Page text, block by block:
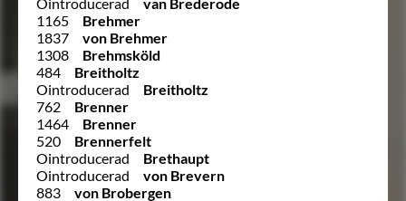
Ointroducerad
van Brederode
1165
Brehmer
1837
von Brehmer
1308
Brehmsköld
484
Breitholtz
Ointroducerad
Breitholtz
762
Brenner
1464
Brenner
520
Brennerfelt
Ointroducerad
Brethaupt
Ointroducerad
von Brevern
883
von Brobergen